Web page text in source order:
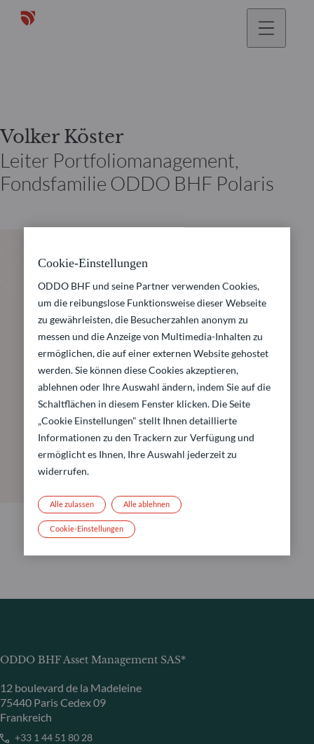
Volker Köster
Leiter Portfoliomanagement,
Fondsfamilie ODDO BHF Polaris
ODDO BHF Asset Management SAS*
12 boulevard de la Madeleine
75440 Paris Cedex 09
Frankreich
+33 1 44 51 80 28
Cookie-Einstellungen
ODDO BHF und seine Partner verwenden Cookies,
um die reibungslose Funktionsweise dieser Webseite
zu gewährleisten, die Besucherzahlen anonym zu
messen und die Anzeige von Multimedia-Inhalten zu
ermöglichen, die auf einer externen Website gehostet
werden. Sie können diese Cookies akzeptieren,
ablehnen oder Ihre Auswahl ändern, indem Sie auf die
Schaltflächen in diesem Fenster klicken. Die Seite
„Cookie Einstellungen" stellt Ihnen detaillierte
Informationen zu den Trackern zur Verfügung und
ermöglicht es Ihnen, Ihre Auswahl jederzeit zu
widerrufen.
Alle ablehnen
Alle zulassen
Cookie-Einstellungen